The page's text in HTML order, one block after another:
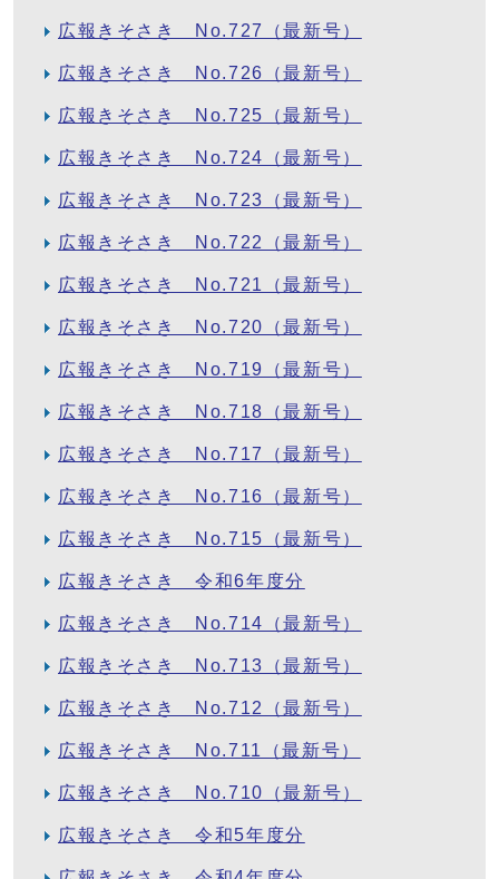
広報きそさき No.727（最新号）
広報きそさき No.726（最新号）
広報きそさき No.725（最新号）
広報きそさき No.724（最新号）
広報きそさき No.723（最新号）
広報きそさき No.722（最新号）
広報きそさき No.721（最新号）
広報きそさき No.720（最新号）
広報きそさき No.719（最新号）
広報きそさき No.718（最新号）
広報きそさき No.717（最新号）
広報きそさき No.716（最新号）
広報きそさき No.715（最新号）
広報きそさき 令和6年度分
広報きそさき No.714（最新号）
広報きそさき No.713（最新号）
広報きそさき No.712（最新号）
広報きそさき No.711（最新号）
広報きそさき No.710（最新号）
広報きそさき 令和5年度分